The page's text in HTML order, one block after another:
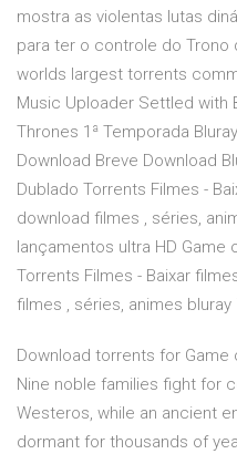
mostra as violentas lutas
para ter o controle do Trono
worlds largest torrents
Music Uploader Settled with
Thrones 1ª Temporada
Download Breve Download
Dublado Torrents Filmes -
download filmes , séries,
lançamentos ultra HD Game
Torrents Filmes - Baixar
filmes , séries, animes bluray
Download torrents for Game
Nine noble families fight for
Westeros, while an ancient
dormant for thousands of